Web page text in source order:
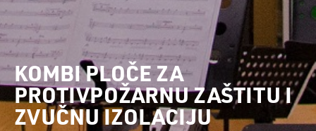
KOMBI PLOČE ZA
PROTIVPOŽARNU ZAŠTITU I
ZVUČNU IZOLACIJU